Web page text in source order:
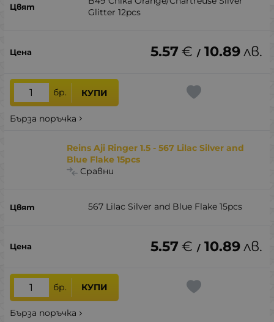
Glitter 12pcs
5.57 € / 10.89лв.
бр. КУПИ
Бърза поръчка
Reins Aji Ringer 1.5 - 567 Lilac Silver and
Blue Flake 15pcs
Сравни
567 Lilac Silver and Blue Flake 15pcs
5.57 € / 10.89лв.
бр. КУПИ
Бърза поръчка